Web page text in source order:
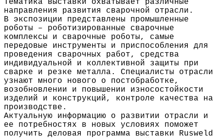
Тематика выставки охватывает различные
направления развития сварочной отрасли.
В экспозиции представлены промышленные
роботы – роботизированные сварочные
комплексы и сварочные роботы, самые
передовые инструменты и приспособления для
проведения сварочных работ, средства
индивидуальной и коллективной защиты при
сварке и резке металла. Специалисты отрасли
узнают много нового о постобработке,
возобновлении и повышении износостойкости
изделий и конструкций, контроле качества на
производстве.
Актуальную информацию о развитии отрасли и
ее потребностях в новых условиях поможет
получить деловая программа выставки Rusweld